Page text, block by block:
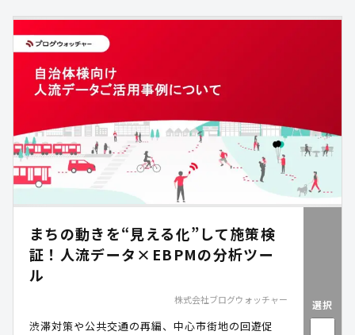
まちの動きを“見える化”して施策検
証！人流データ×EBPMの分析ツー
ル
株式会社ブログウォッチャー
渋滞対策や公共交通の再編、中心市街地の回遊促
選択